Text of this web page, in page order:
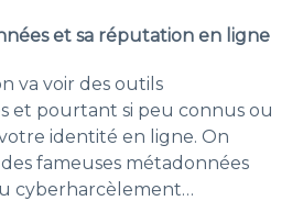
et sa réputation en ligne
va voir des outils
et pourtant si peu connus ou
identité en ligne. On
fameuses métadonnées
cyberharcèlement…